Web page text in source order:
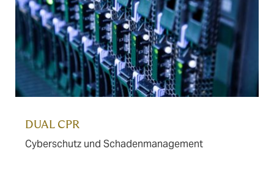
DUAL CPR
Cyberschutz und Schadenmanagement